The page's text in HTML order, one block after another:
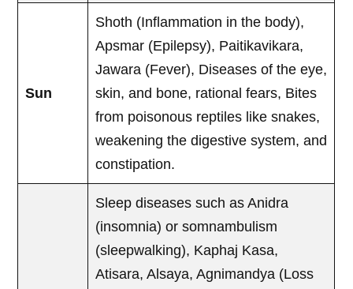
Sun
Shoth (Inflammation in the body),
Apsmar (Epilepsy), Paitikavikara,
Jawara (Fever), Diseases of the eye,
skin, and bone, rational fears, Bites
from poisonous reptiles like snakes,
weakening the digestive system, and
constipation.
Sleep diseases such as Anidra
(insomnia) or somnambulism
(sleepwalking), Kaphaj Kasa,
Atisara, Alsaya, Agnimandya (Loss